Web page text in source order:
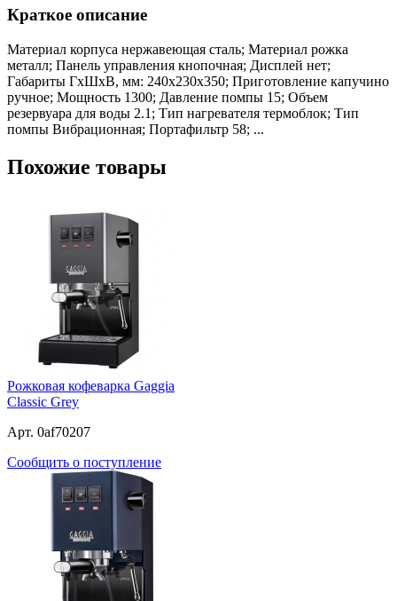
Краткое описание
Материал корпуса нержавеющая сталь; Материал рожка
металл; Панель управления кнопочная; Дисплей нет;
Габариты ГхШхВ, мм: 240х230х350; Приготовление капучино
ручное; Мощность 1300; Давление помпы 15; Объем
резервуара для воды 2.1; Тип нагревателя термоблок; Тип
помпы Вибрационная; Портафильтр 58; ...
Похожие товары
Рожковая кофеварка Gaggia
Classic Grey
Арт. 0af70207
Сообщить о поступление